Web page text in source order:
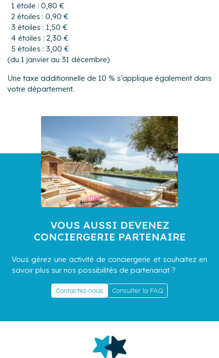
1 étoile : 0,80 €
2 étoiles : 0,90 €
3 étoiles : 1,50 €
4 étoiles : 2,30 €
5 étoiles : 3,00 €
(du 1 janvier au 31 décembre)
Une taxe additionnelle de 10 % s’applique également dans
votre département.
VOUS AUSSI DEVENEZ
CONCIERGERIE PARTENAIRE
Vous gérez une activité de conciergerie et souhaitez en
savoir plus sur nos possibilités de partenariat ?
Contactez-nous Consulter la FAQ